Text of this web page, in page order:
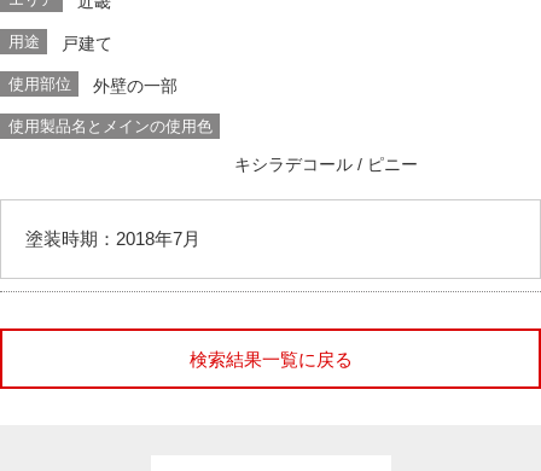
用途 戸建て
使用部位 外壁の一部
使用製品名とメインの使用色
キシラデコール / ピニー
塗装時期：2018年7月
検索結果一覧に戻る